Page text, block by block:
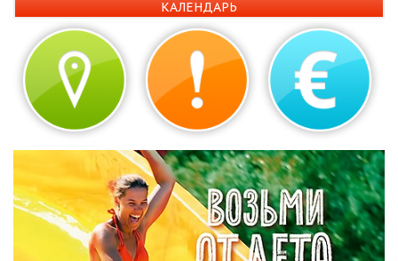
КАЛЕНДАРЬ